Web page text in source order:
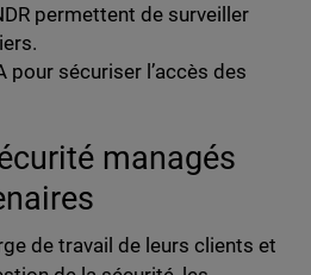
permettent de surveiller
pour sécuriser l’accès des
managés
de travail de leurs clients et